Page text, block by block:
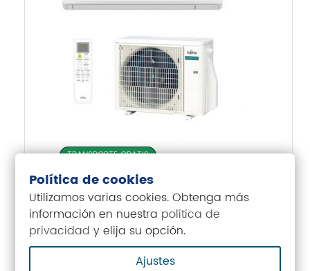
¡OFERTA!
TRANSPORTE GRATIS
Aire Acondicionado Fujitsu
ASY25-KN con wifi
929,00 €
Política de cookies
Utilizamos varias cookies. Obtenga más
información en nuestra política de
privacidad y elija su opción.
Ajustes